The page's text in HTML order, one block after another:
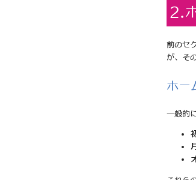
2.
前のセ
が、そ
ホー
一般的